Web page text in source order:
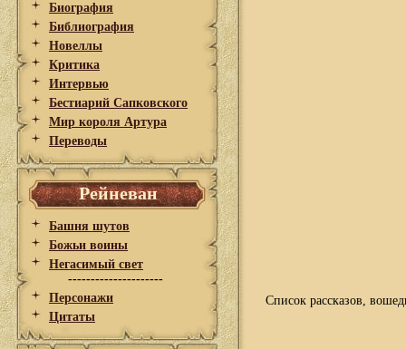
Биография
Библиография
Новеллы
Критика
Интервью
Бестиарий Сапковского
Мир короля Артура
Переводы
Рейневан
Башня шутов
Божьи воины
Негасимый свет
---------------------
Персонажи
Цитаты
Список рассказов,